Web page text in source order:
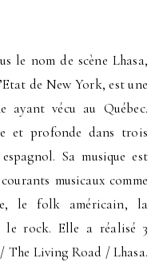
le nom de scène Lhasa,
de New York, est une
ayant vécu au Québec.
et profonde dans trois
Sa musique est
musicaux comme
le folk américain, la
le rock. Elle a réalisé 3
The Living Road / Lhasa.